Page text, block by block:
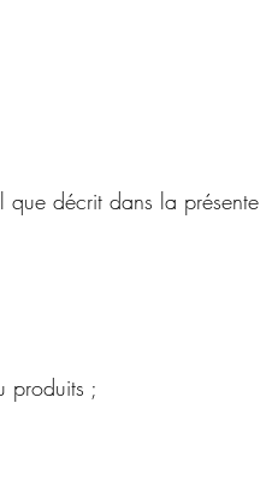
décrit dans la
produits ;